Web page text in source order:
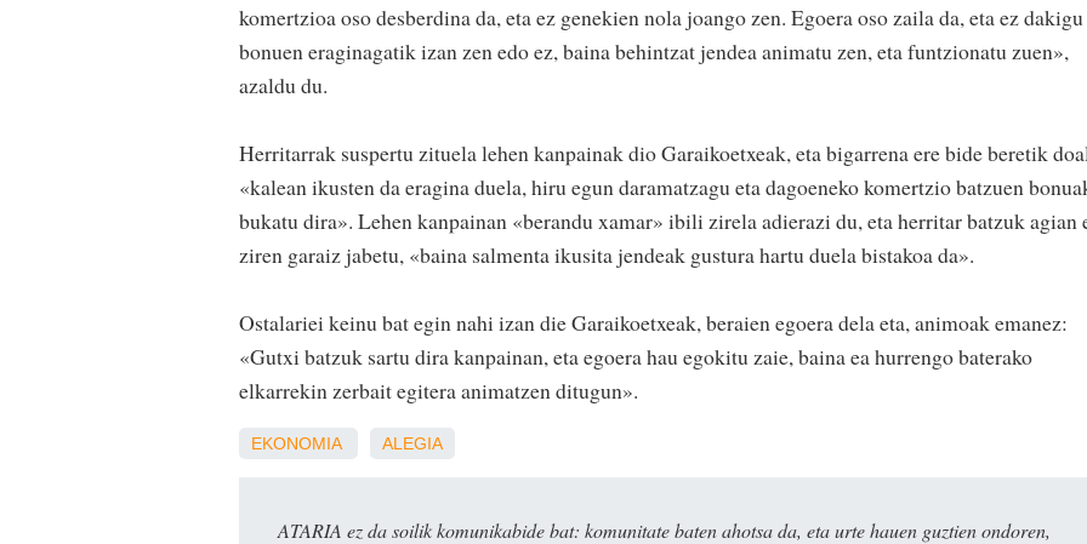
komertzioa oso desberdina da, eta ez genekien nola joango zen. Egoera oso zaila da, eta ez dakigu
bonuen eraginagatik izan zen edo ez, baina behintzat jendea animatu zen, eta funtzionatu zuen»,
azaldu du.
Herritarrak suspertu zituela lehen kanpainak dio Garaikoetxeak, eta bigarrena ere bide beretik
«kalean ikusten da eragina duela, hiru egun daramatzagu eta dagoeneko komertzio batzuen
bukatu dira». Lehen kanpainan «berandu xamar» ibili zirela adierazi du, eta herritar batzuk agian
ziren garaiz jabetu, «baina salmenta ikusita jendeak gustura hartu duela bistakoa da».
Ostalariei keinu bat egin nahi izan die Garaikoetxeak, beraien egoera dela eta, animoak emanez:
«Gutxi batzuk sartu dira kanpainan, eta egoera hau egokitu zaie, baina ea hurrengo baterako
elkarrekin zerbait egitera animatzen ditugun».
EKONOMIA ALEGIA
ATARIA ez da soilik komunikabide bat: komunitate baten ahotsa da, eta urte hauen guztien ondoren,